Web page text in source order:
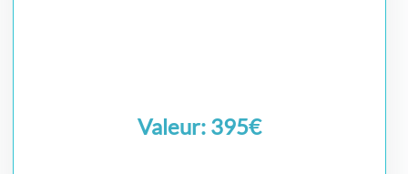
Valeur: 395€